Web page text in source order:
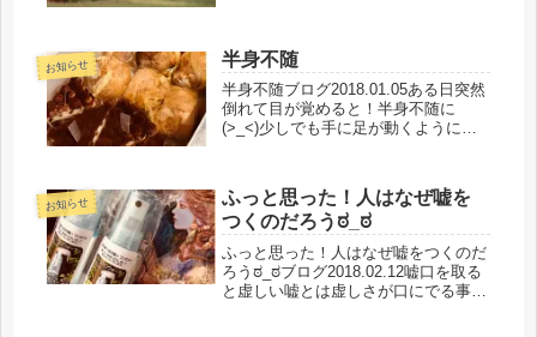
たらカチッ🔋充電🔌切れ充電切れたら
体が痛い〜！痛い痛い言っ...
お知らせ 半身不随
半身不随ブログ2018.01.05ある日突然
倒れて目が覚めると！半身不随に
(>_<)少しでも手に足が動くようにな
越し頂いております手がギューと必要
以上に握りしめ状態だった...
お知らせ
ふっと思った！人はなぜ嘘を
つくのだろうಠ_ಠ
ふっと思った！人はなぜ嘘をつくのだ
ろうಠ_ಠブログ2018.02.12嘘口を取る
と虚しい嘘とは虚しさが口にでる事だ